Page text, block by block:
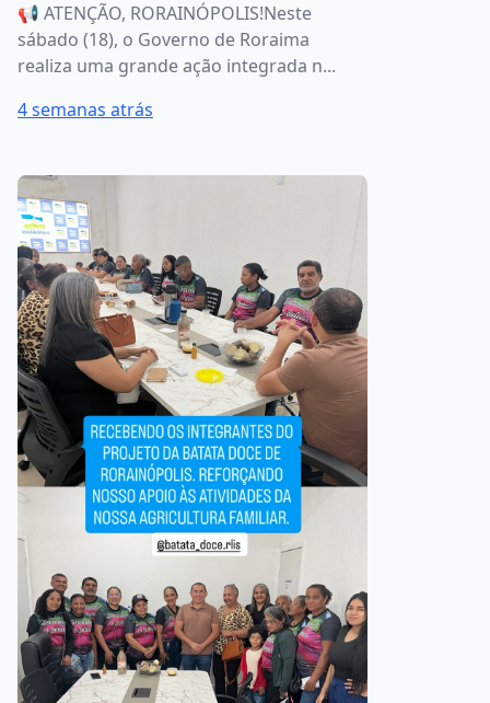
📢 ATENÇÃO, RORAINÓPOLIS!Neste
sábado (18), o Governo de Roraima
realiza uma grande ação integrada n...
4 semanas atrás